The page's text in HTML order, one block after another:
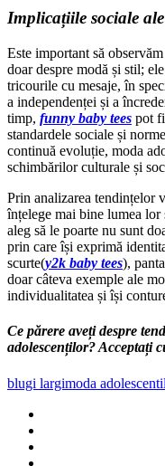
Implicațiile sociale
Este important să
doar despre modă și stil;
tricourile cu mesaje, în
a independenței și a
timp, funny baby tees pot
standardele sociale și
continuă evoluție, moda
schimbărilor culturale și
Prin analizarea tendințelor
înțelege mai bine lumea
aleg să le poarte nu sunt
prin care își exprimă
scurte(y2k baby tees),
doar câteva exemple ale
individualitatea și își
Ce părere aveți despre
adolescenților? Acceptați
blugi largimoda